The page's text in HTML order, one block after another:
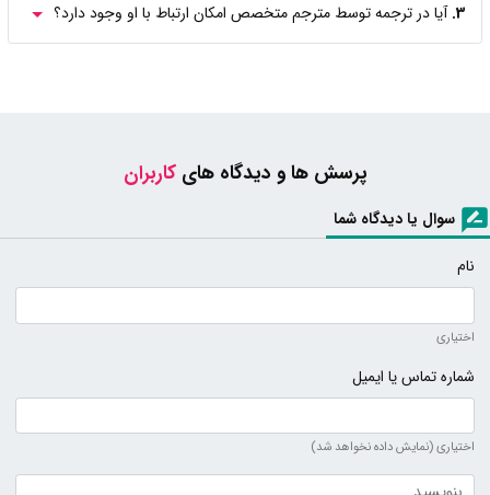
3. آیا در ترجمه توسط مترجم متخصص امکان ارتباط با او وجود دارد؟
پرسش ها و دیدگاه هایکاربران
سوال یا دیدگاه شما
نام
اختیاری
شماره تماس یا ایمیل
اختیاری (نمایش داده نخواهد شد)
متن دیدگاه